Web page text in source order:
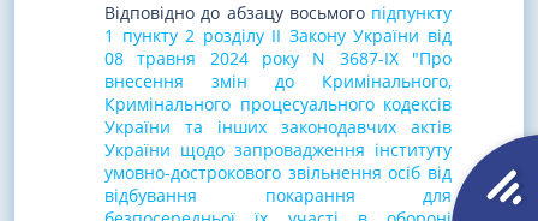
Відповідно до абзацу восьмого підпункту
1 пункту 2 розділу II Закону України від
08 травня 2024 року N 3687-IX "Про
внесення змін до Кримінального,
Кримінального процесуального кодексів
України та інших законодавчих актів
України щодо запровадження інституту
умовно-дострокового звільнення осіб від
відбування покарання для